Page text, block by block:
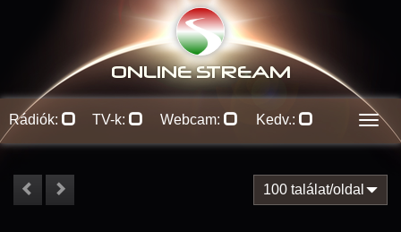
ONLINE STREAM
Rádiók: TV-k: Webcam: Kedv.:
100 találat/oldal